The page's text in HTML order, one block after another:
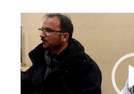
Lecteur
vidéo